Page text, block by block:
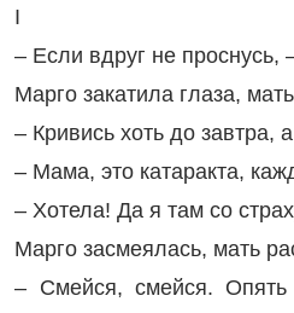
I
– Если вдруг не проснусь,
Марго закатила глаза,
– Кривись хоть до завтра,
– Мама, это катаракта,
– Хотела! Да я там со
Марго засмеялась, мать
– Смейся, смейся.